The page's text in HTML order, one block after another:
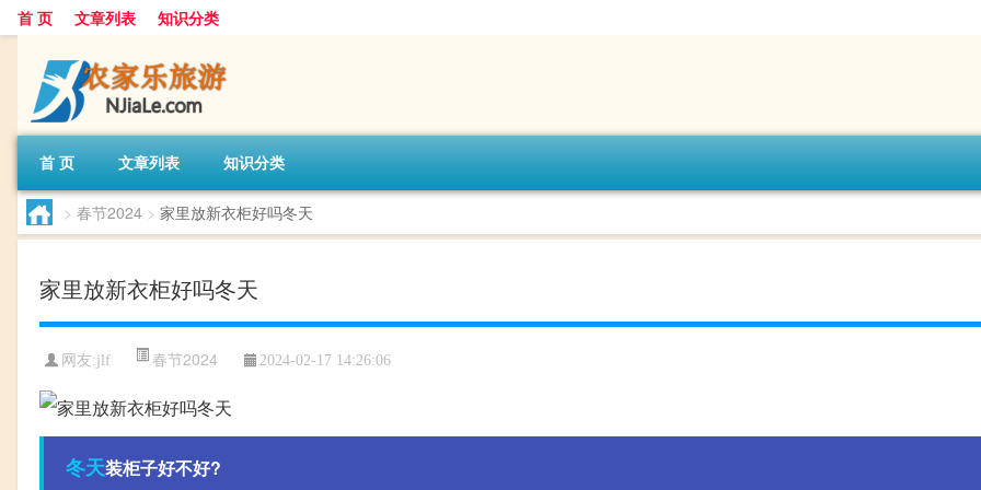
首 页 文章列表 知识分类
首 页 文章列表 知识分类
> 春节2024 > 家里放新衣柜好吗冬天
家里放新衣柜好吗冬天
网友:jlf 春节2024 2024-02-17 14:26:06
冬天装柜子好不好?